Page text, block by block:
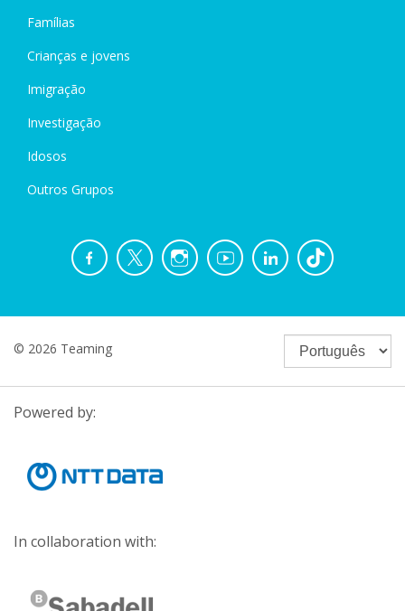
Famílias
Crianças e jovens
Imigração
Investigação
Idosos
Outros Grupos
© 2026 Teaming
Powered by:
In collaboration with: